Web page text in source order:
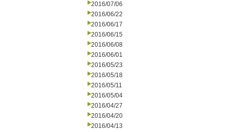
2016/07/06
2016/06/22
2016/06/17
2016/06/15
2016/06/08
2016/06/01
2016/05/23
2016/05/18
2016/05/11
2016/05/04
2016/04/27
2016/04/20
2016/04/13